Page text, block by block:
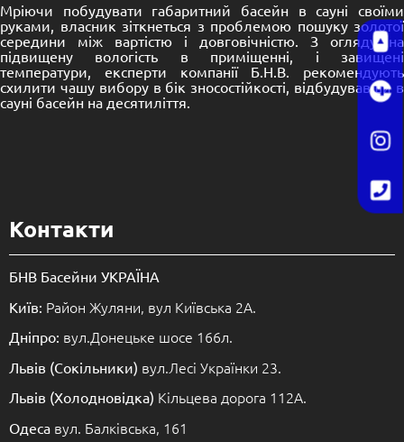
Мріючи побудувати габаритний басейн в сауні своїми
руками, власник зіткнеться з проблемою пошуку золотої
середини між вартістю і довговічністю. З огляду на
підвищену вологість в приміщенні, і завищені
температури, експерти компанії Б.Н.В. рекомендують
схилити чашу вибору в бік зносостійкості, відбудувавши в
сауні басейн на десятиліття.
Контакти
БНВ Басейни УКРАЇНА
Київ: Район Жуляни, вул Київська 2А.
Дніпро: вул.Донецьке шосе 166л.
Львів (Сокільники) вул.Лесі Українки 23.
Львів (Холодновідка) Кільцева дорога 112А.
Одеса вул. Балківська, 161